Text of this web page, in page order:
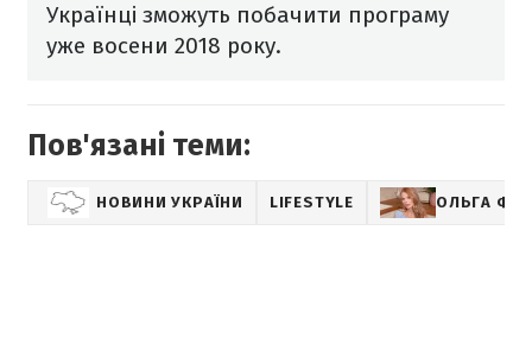
Українці зможуть побачити програму
уже восени 2018 року.
Пов'язані теми:
НОВИНИ УКРАЇНИ LIFESTYLE ОЛЬГА